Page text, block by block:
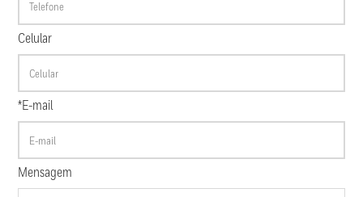
Celular
*E-mail
Mensagem